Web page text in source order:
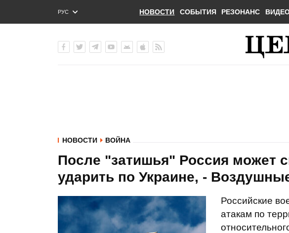
РУС
ENG
НОВОСТИ СОБЫТИЯ РЕЗОНАНС
НОВОСТИ ВОЙНА
После "затишья" Россия может
ударить по Украине, -
Российские
атакам по